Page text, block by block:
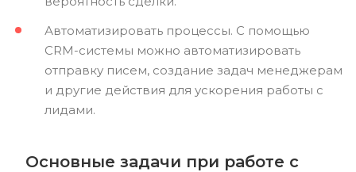
Автоматизировать процессы. С помощью
CRM-системы можно автоматизировать
отправку писем, создание задач менеджерам
и другие действия для ускорения работы с
лидами.
Основные задачи при работе с